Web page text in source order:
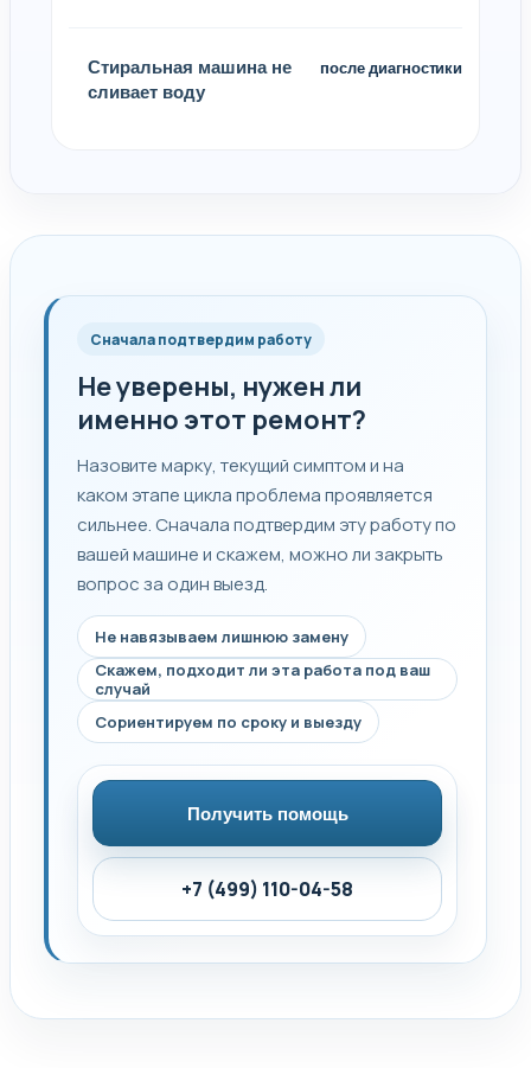
Стиральная машина не
сливает воду
после диагностики
Сначала подтвердим работу
Не уверены, нужен ли
именно этот ремонт?
Назовите марку, текущий симптом и на
каком этапе цикла проблема проявляется
сильнее. Сначала подтвердим эту работу по
вашей машине и скажем, можно ли закрыть
вопрос за один выезд.
Не навязываем лишнюю замену
Скажем, подходит ли эта работа под ваш
случай
Сориентируем по сроку и выезду
Получить помощь
+7 (499) 110-04-58